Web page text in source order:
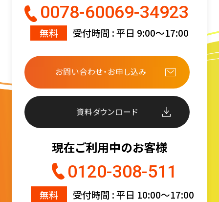
0078-60069-34923
無料 受付時間 : 平日 9:00〜17:00
お問い合わせ・お申し込み
資料ダウンロード
現在ご利用中のお客様
0120-308-511
無料
受付時間 : 平日 10:00〜17:00